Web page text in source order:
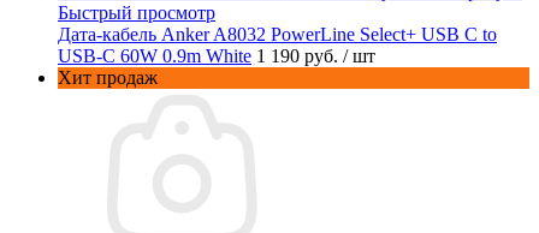
Быстрый просмотр
Дата-кабель Anker A8032 PowerLine Select+ USB C to
USB-C 60W 0.9m White 1 190 руб. / шт
Хит продаж